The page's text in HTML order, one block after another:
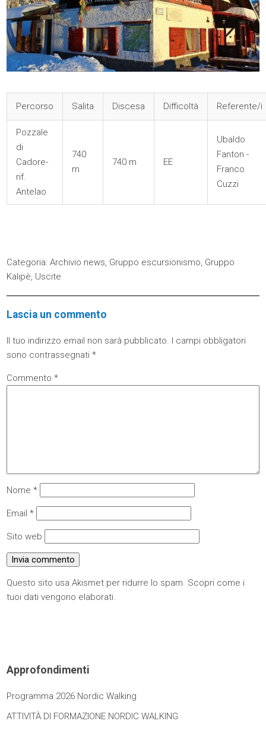
Percorso Salita Discesa Difficoltà Referente/i
Pozzale
di
Cadore-
rif.
Antelao
740
m
740 m EE
Ubaldo
Fanton -
Franco
Cuzzi
Categoria:Archivio news, Gruppo escursionismo, Gruppo
Kalipè, Uscite
Lascia un commento
Il tuo indirizzo email non sarà pubblicato. I campi obbligatori
sono contrassegnati*
Commento*
Nome*
Email*
Sito web
Questo sito usa Akismet per ridurre lo spam. Scopri come i
tuoi dati vengono elaborati.
Approfondimenti
Programma 2026 Nordic Walking
ATTIVITÀ DI FORMAZIONE NORDIC WALKING